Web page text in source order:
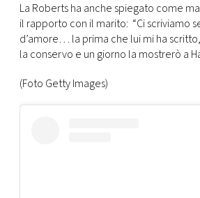
La Roberts ha anche spiegato come
il rapporto con il marito: “Ci scriviamo
d’amore… la prima che lui mi ha
la conservo e un giorno la mostrerò a
(Foto Getty Images)